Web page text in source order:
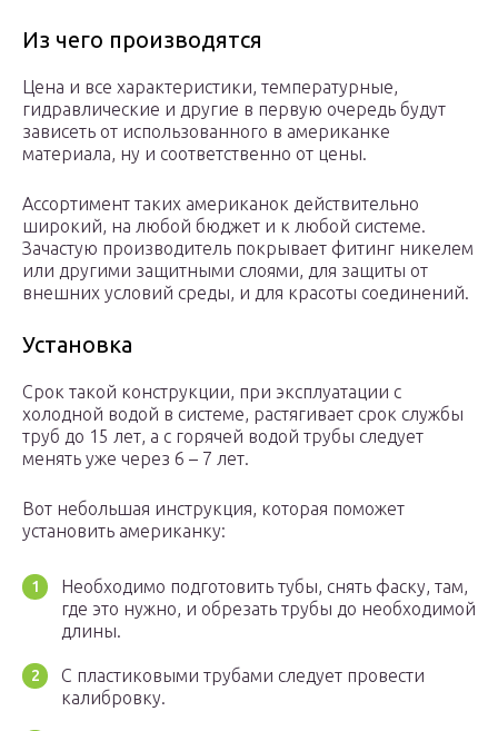
Из чего производятся
Цена и все характеристики, температурные,
гидравлические и другие в первую очередь будут
зависеть от использованного в американке
материала, ну и соответственно от цены.
Ассортимент таких американок действительно
широкий, на любой бюджет и к любой системе.
Зачастую производитель покрывает фитинг никелем
или другими защитными слоями, для защиты от
внешних условий среды, и для красоты соединений.
Установка
Срок такой конструкции, при эксплуатации с
холодной водой в системе, растягивает срок службы
труб до 15 лет, а с горячей водой трубы следует
менять уже через 6 – 7 лет.
Вот небольшая инструкция, которая поможет
установить американку:
Необходимо подготовить тубы, снять фаску, там,
где это нужно, и обрезать трубы до необходимой
длины.
С пластиковыми трубами следует провести
калибровку.